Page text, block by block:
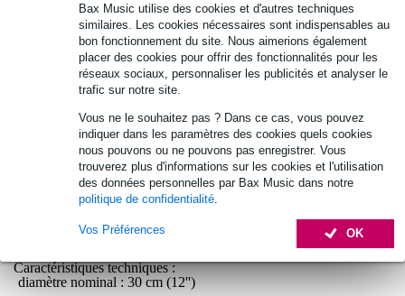
Bax Music utilise des cookies et d'autres techniques
similaires. Les cookies nécessaires sont indispensables au
bon fonctionnement du site. Nous aimerions également
placer des cookies pour offrir des fonctionnalités pour les
réseaux sociaux, personnaliser les publicités et analyser le
trafic sur notre site.
Vous ne le souhaitez pas ? Dans ce cas, vous pouvez
indiquer dans les paramètres des cookies quels cookies
nous pouvons ou ne pouvons pas enregistrer. Vous
trouverez plus d'informations sur les cookies et l'utilisation
des données personnelles par Bax Music dans notre
politique de confidentialité
OK
Vos Préférences
Livraison gratuite
Retours gratuits
30 jours satisfait ou remboursé
Optez maintenant pour une extension de garantie de 2
ans et profitez de plus d'avantages exclusifs !
14,85 € (frais uniques)
Informations
Caractéristiques techniques :
diamètre nominal : 30 cm (12'')